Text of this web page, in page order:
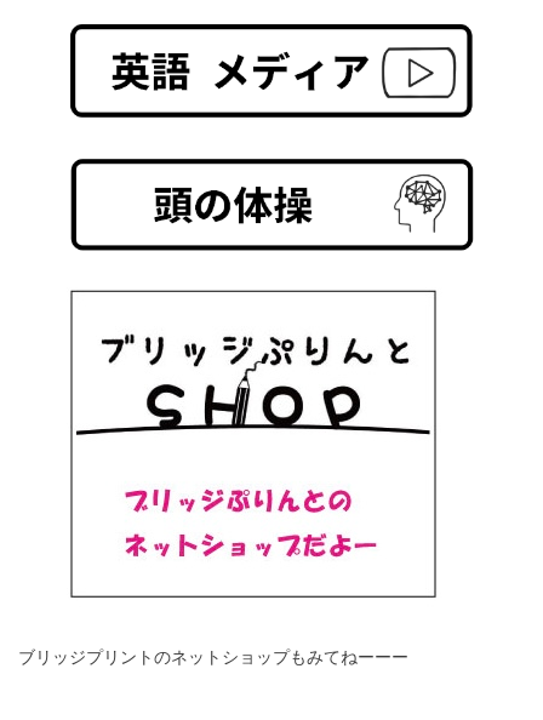
ブリッジプリントのネットショップもみてねーーー